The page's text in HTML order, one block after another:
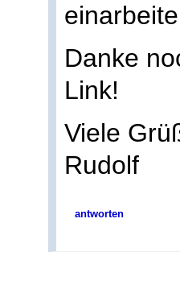
Danke
Link!
Viele
Rudolf
antworten